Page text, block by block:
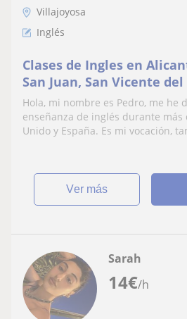
Villajoyosa
Inglés
Clases de Ingles en
San Juan, San Vicente
El Campello, Bonalba. +15
experiencia
Hola, mi nombre es Pedro, me he
enseñanza de inglés durante más
Unido y España. Es mi vocación,
ver más
14€/h
Sarah